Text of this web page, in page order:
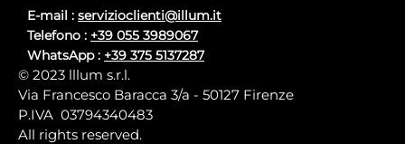
E-mail : servizioclienti@illum.it
Telefono : +39 055 3989067
WhatsApp : +39 375 5137287
© 2023 lllum s.r.l.
Via Francesco Baracca 3/a - 50127 Firenze
P.IVA 03794340483
All rights reserved.